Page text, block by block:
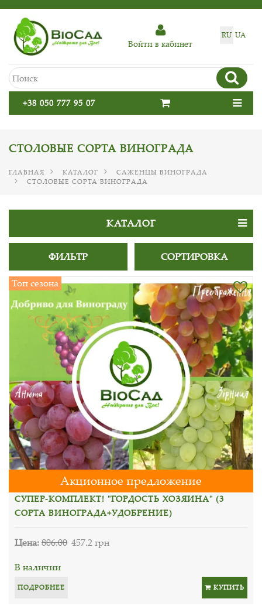
RU UA
Войти в кабинет
+38 050 777 95 07
СТОЛОВЫЕ СОРТА ВИНОГРАДА
ГЛАВНАЯ КАТАЛОГ
САЖЕНЦЫ ВИНОГРАДА
СТОЛОВЫЕ СОРТА ВИНОГРАДА
КАТАЛОГ
ФИЛЬТР СОРТИРОВКА
Топ сезона
Акционное предложение
СУПЕР-КОМПЛЕКТ! "ГОРДОСТЬ ХОЗЯИНА" (3
СОРТА ВИНОГРАДА+УДОБРЕНИЕ)
Цена:806.00 457.2 грн
В наличии
ПОДРОБНЕЕ КУПИТЬ